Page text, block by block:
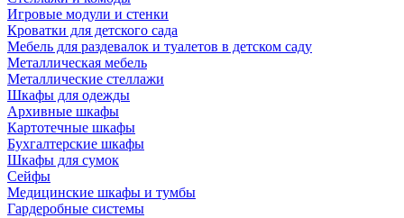
Игровые модули и стенки
Кроватки для детского сада
Мебель для раздевалок и туалетов в детском саду
Металлическая мебель
Металлические стеллажи
Шкафы для одежды
Архивные шкафы
Картотечные шкафы
Бухгалтерские шкафы
Шкафы для сумок
Сейфы
Медицинские шкафы и тумбы
Гардеробные системы